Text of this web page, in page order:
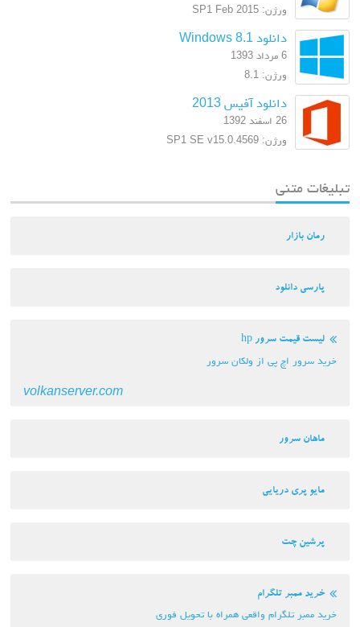
ورژن: SP1 Feb 2015
دانلود Windows 8.1
6 مرداد 1393
ورژن: 8.1
دانلود آفیس 2013
26 اسفند 1392
ورژن: SP1 SE v15.0.4569
تبلیغات متنی
رمان بازار
پارسی دانلود
لیست قیمت سرور hp
خرید سرور اچ پی از ولکان سرور
volkanserver.com
ماهان سرور
مایو پری دریایی
پرشین چت
خرید ممبر تلگرام
خرید ممبر تلگرام واقعی همراه با تحویل فوری